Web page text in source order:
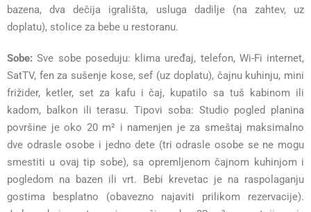
bazena, dva dečija igrališta, usluga dadilje (na zahtev, uz
doplatu), stolice za bebe u restoranu.
Sobe:Sve sobe poseduju: klima uređaj, telefon, Wi-Fi internet,
SatTV, fen za sušenje kose, sef (uz doplatu), čajnu kuhinju, mini
frižider, ketler, set za kafu i čaj, kupatilo sa tuš kabinom ili
kadom, balkon ili terasu. Tipovi soba: Studio pogled planina
površine je oko 20 m² i namenjen je za smeštaj maksimalno
dve odrasle osobe i jedno dete (tri odrasle osobe se ne mogu
smestiti u ovaj tip sobe), sa opremljenom čajnom kuhinjom i
pogledom na bazen ili vrt. Bebi krevetac je na raspolaganju
gostima besplatno (obavezno najaviti prilikom rezervacije).